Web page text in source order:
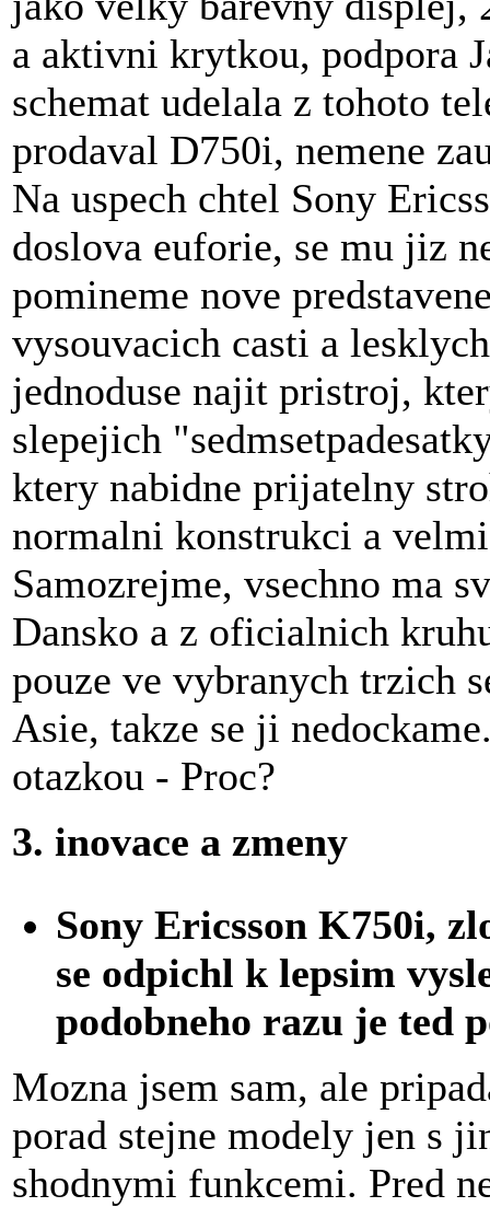
a aktivni krytkou, podpora
schemat udelala z tohoto
prodaval D750i, nemene
Na uspech chtel Sony
doslova euforie, se mu jiz
pomineme nove
vysouvacich casti a
jednoduse najit pristroj,
slepejich
ktery nabidne prijatelny
normalni konstrukci a
Samozrejme, vsechno ma
Dansko a z oficialnich
pouze ve vybranych trzich
Asie, takze se ji
otazkou - Proc?
3. inovace a zmeny
Sony Ericsson K750i,
se odpichl k lepsim
podobneho razu je ted
Mozna jsem sam, ale
porad stejne modely jen s
shodnymi funkcemi. Pred